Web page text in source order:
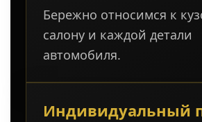
Бережно относимся к
салону и каждой детали
автомобиля.
Индивидуальный